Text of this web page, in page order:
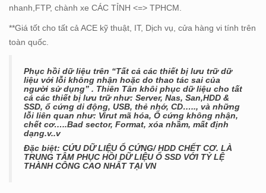
nhanh,FTP, chành xe CÁC TỈNH <=> TPHCM.
**Giá tốt cho tất cả ACE kỹ thuật, IT, Dịch vụ, cửa hàng vi tính trên
toàn quốc.
Phục hồi dữ liệu trên “Tất cả các thiết bị lưu trữ dữ
liệu với lỗi không nhận hoặc do thao tác sai của
người sử dụng” . Thiên Tân khôi phục dữ liệu cho tất
cả các thiết bị lưu trữ như: Server, Nas, San,HDD &
SSD, ổ cứng di động, USB, thẻ nhớ, CD….., và những
lỗi liên quan như: Virut mã hóa, Ổ cứng không nhận,
chết cơ…..Bad sector, Format, xóa nhầm, mất định
dạng.v..v
Đặc biệt: CỨU DỮ LIỆU Ổ CỨNG/ HDD CHẾT CƠ. LÀ
TRUNG TÂM PHỤC HỒI DỮ LIỆU Ổ SSD VỚI TỶ LỆ
THÀNH CÔNG CAO NHẤT TẠI VN